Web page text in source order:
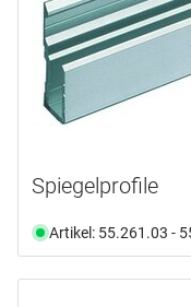
Spiegelprofile
Artikel: 55.261.03 -